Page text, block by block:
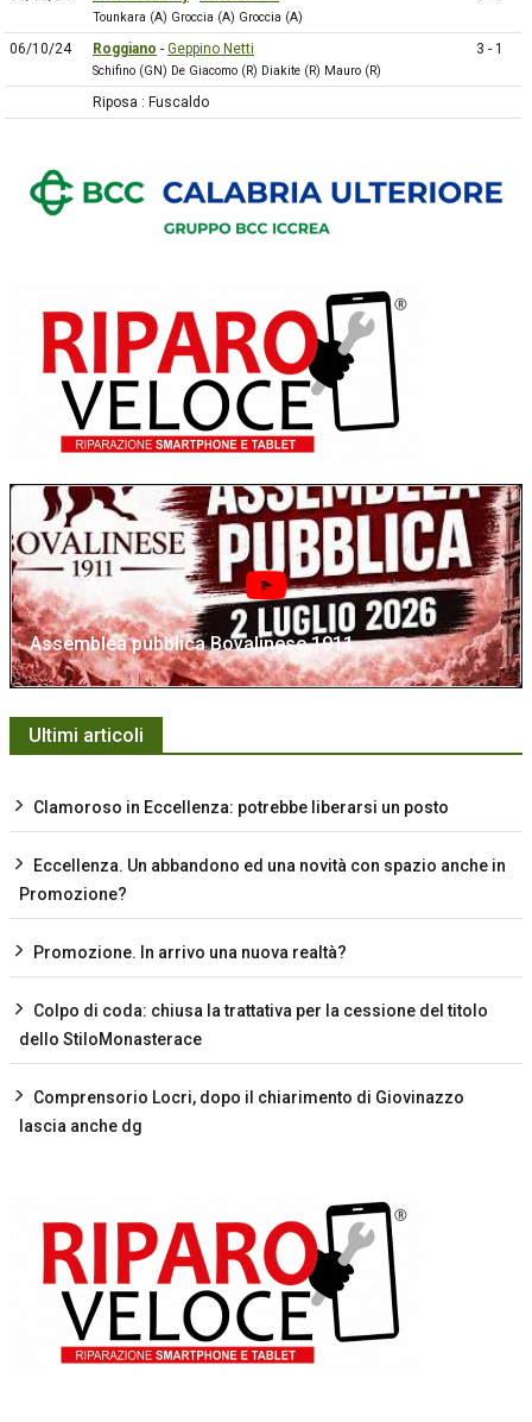
Tounkara (A) Groccia (A) Groccia (A)
06/10/24 Roggiano - Geppino Netti
Schifino (GN) De Giacomo (R) Diakite (R) Mauro (R)
3 - 1
Riposa : Fuscaldo
Assemblea pubblica Bovalinese 1911
Ultimi articoli
Clamoroso in Eccellenza: potrebbe liberarsi un posto
Eccellenza. Un abbandono ed una novità con spazio anche in
Promozione?
Promozione. In arrivo una nuova realtà?
Colpo di coda: chiusa la trattativa per la cessione del titolo
dello StiloMonasterace
Comprensorio Locri, dopo il chiarimento di Giovinazzo
lascia anche dg